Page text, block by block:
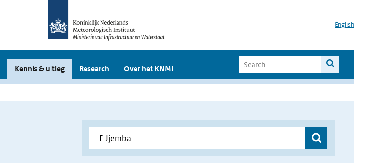
English
Kennis & uitleg Research Over het KNMI